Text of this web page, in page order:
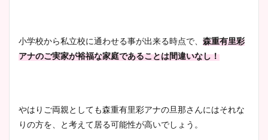
小学校から私立校に通わせる事が出来る時点で、 森重有里彩
アナのご実家が裕福な家庭であることは間違いなし！
やはりご両親としても森重有里彩アナの旦那さんにはそれな
りの方を、と考えて居る可能性が高いでしょう。